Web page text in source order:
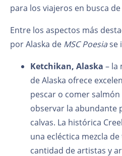
para los viajeros en busca
Entre los aspectos más
por Alaska de MSC Poesiase
Ketchikan, Alaska – la
de Alaska ofrece
pescar o comer
observar la abundante
calvas. La histórica
una ecléctica mezcla
cantidad de artistas y